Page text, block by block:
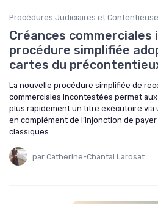
Procédures Judiciaires et
Créances commerciales
procédure simplifiée
cartes du
La nouvelle procédure simplifiée de
commerciales incontestées permet
plus rapidement un titre exécutoire via
en complément de l’injonction de
classiques.
par Catherine-Chantal Larosat